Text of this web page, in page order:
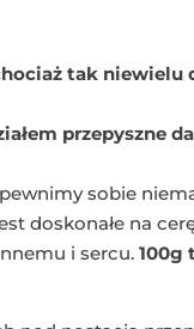
tak niewielu
przepyszne
sobie
doskonałe na
i sercu. 100g